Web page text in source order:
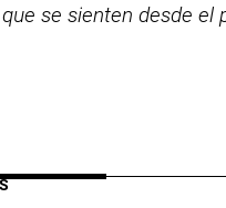
se sienten desde el